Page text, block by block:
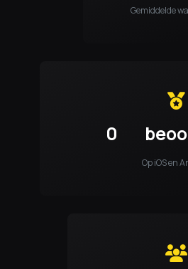
Gemiddelde
0
Op iOS en